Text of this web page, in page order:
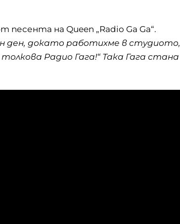
песента на Queen „Radio Ga Ga“.
ден, докато работихме в студиото,
толкова Радио Гага!“ Така Гага стана